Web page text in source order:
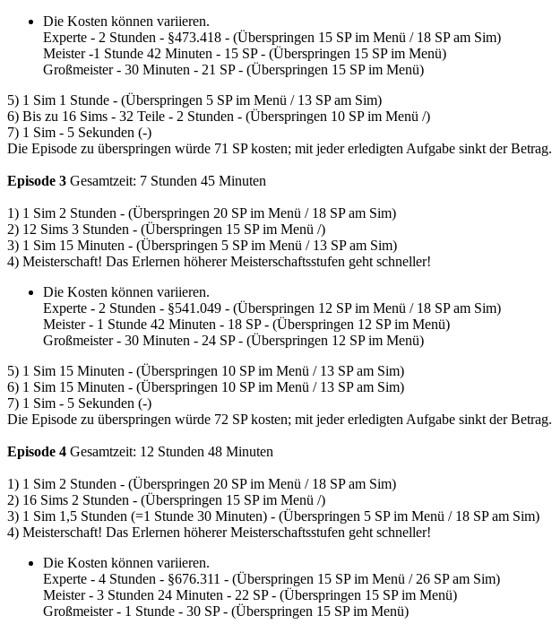
Die Kosten können variieren.
Experte - 2 Stunden - §473.418 - (Überspringen 15 SP im Menü / 18 SP am Sim)
Meister -1 Stunde 42 Minuten - 15 SP - (Überspringen 15 SP im Menü)
Großmeister - 30 Minuten - 21 SP - (Überspringen 15 SP im Menü)
5) 1 Sim 1 Stunde - (Überspringen 5 SP im Menü / 13 SP am Sim)
6) Bis zu 16 Sims - 32 Teile - 2 Stunden - (Überspringen 10 SP im Menü /)
7) 1 Sim - 5 Sekunden (-)
Die Episode zu überspringen würde 71 SP kosten; mit jeder erledigten Aufgabe sinkt der Betrag.
Episode 3 Gesamtzeit: 7 Stunden 45 Minuten
1) 1 Sim 2 Stunden - (Überspringen 20 SP im Menü / 18 SP am Sim)
2) 12 Sims 3 Stunden - (Überspringen 15 SP im Menü /)
3) 1 Sim 15 Minuten - (Überspringen 5 SP im Menü / 13 SP am Sim)
4) Meisterschaft! Das Erlernen höherer Meisterschaftsstufen geht schneller!
Die Kosten können variieren.
Experte - 2 Stunden - §541.049 - (Überspringen 12 SP im Menü / 18 SP am Sim)
Meister - 1 Stunde 42 Minuten - 18 SP - (Überspringen 12 SP im Menü)
Großmeister - 30 Minuten - 24 SP - (Überspringen 12 SP im Menü)
5) 1 Sim 15 Minuten - (Überspringen 10 SP im Menü / 13 SP am Sim)
6) 1 Sim 15 Minuten - (Überspringen 10 SP im Menü / 13 SP am Sim)
7) 1 Sim - 5 Sekunden (-)
Die Episode zu überspringen würde 72 SP kosten; mit jeder erledigten Aufgabe sinkt der Betrag.
Episode 4 Gesamtzeit: 12 Stunden 48 Minuten
1) 1 Sim 2 Stunden - (Überspringen 20 SP im Menü / 18 SP am Sim)
2) 16 Sims 2 Stunden - (Überspringen 15 SP im Menü /)
3) 1 Sim 1,5 Stunden (=1 Stunde 30 Minuten) - (Überspringen 5 SP im Menü / 18 SP am Sim)
4) Meisterschaft! Das Erlernen höherer Meisterschaftsstufen geht schneller!
Die Kosten können variieren.
Experte - 4 Stunden - §676.311 - (Überspringen 15 SP im Menü / 26 SP am Sim)
Meister - 3 Stunden 24 Minuten - 22 SP - (Überspringen 15 SP im Menü)
Großmeister - 1 Stunde - 30 SP - (Überspringen 15 SP im Menü)